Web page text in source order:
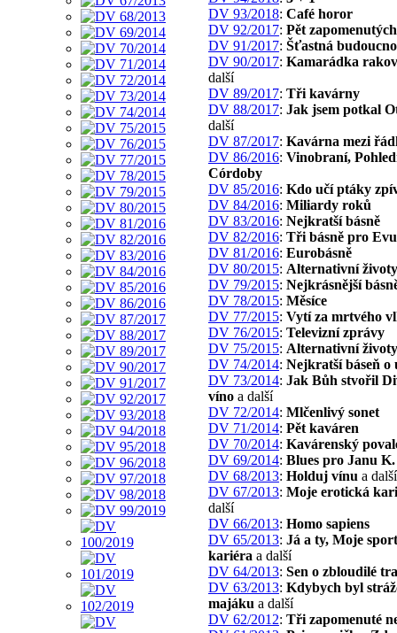
DV 93/2018: Café horor
DV 92/2017: Pět
DV 91/2017: Šťastná
DV 90/2017: Kamarádka
další
DV 89/2017: Tři kavárny
DV 88/2017: Jak jsem potkal
další
DV 87/2017: Kavárna mezi
DV 86/2016: Vinobraní,
Córdoby
DV 85/2016: Kdo učí ptáky
DV 84/2016: Miliardy roků
DV 83/2016: Nejkratší básně
DV 82/2016: Tři básně pro Evu
DV 81/2016: Eurobásně
DV 80/2015: Alternativní životy
DV 79/2015: Nejkrásnější
DV 78/2015: Měsíce
DV 77/2015: Vytí za mrtvého
DV 76/2015: Televizní zprávy
DV 75/2015: Alternativní životy
DV 74/2014: Nejkratší báseň o
DV 73/2014: Jak Bůh stvořil
víno a další
DV 72/2014: Mlčenlivý sonet
DV 71/2014: Pět kaváren
DV 70/2014: Kavárenský
DV 69/2014: Blues pro Janu K.
DV 68/2013: Holduj vínu a další
DV 67/2013: Moje erotická
další
DV 66/2013: Homo sapiens
DV 65/2013: Já a ty, Moje
kariéra a další
DV 64/2013: Sen o zbloudilé
DV 63/2013: Kdybych byl
majáku a další
DV 62/2012: Tři zapomenuté